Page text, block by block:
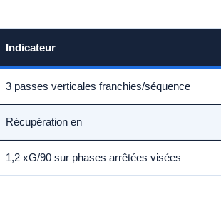
Indicateur
3 passes verticales franchies/séquence
Récupération en
1,2 xG/90 sur phases arrêtées visées